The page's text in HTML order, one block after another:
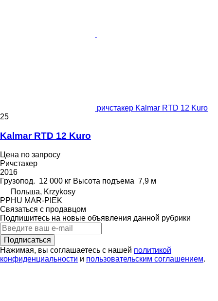
ричстакер Kalmar RTD 12 Kuro
25
Kalmar RTD 12 Kuro
Цена по запросу
Ричстакер
2016
Грузопод. 12 000 кг Высота подъема 7,9 м
Польша, Krzykosy
PPHU MAR-PIEK
Связаться с продавцом
Подпишитесь на новые объявления данной рубрики
Подписаться
Нажимая, вы соглашаетесь с нашей политикой
конфиденциальности и пользовательским соглашением.